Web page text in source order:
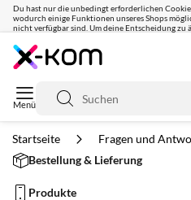
Du hast nur die unbedingt erforderlichen
wodurch einige Funktionen unseres Shops
nicht verfügbar sind. Um deine Entscheidung zu
Seit 8
Suche
Startseite
Fragen und
Bestellung & Lieferung
Produkte